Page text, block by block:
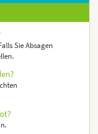
Sie Absagen